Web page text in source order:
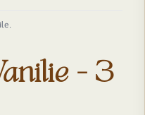
- 3